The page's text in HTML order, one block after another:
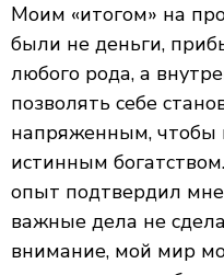
Моим «итогом» на
были не деньги,
любого рода, а
позволять себе
напряженным, чтобы
истинным
опыт подтвердил
важные дела не
внимание, мой мир